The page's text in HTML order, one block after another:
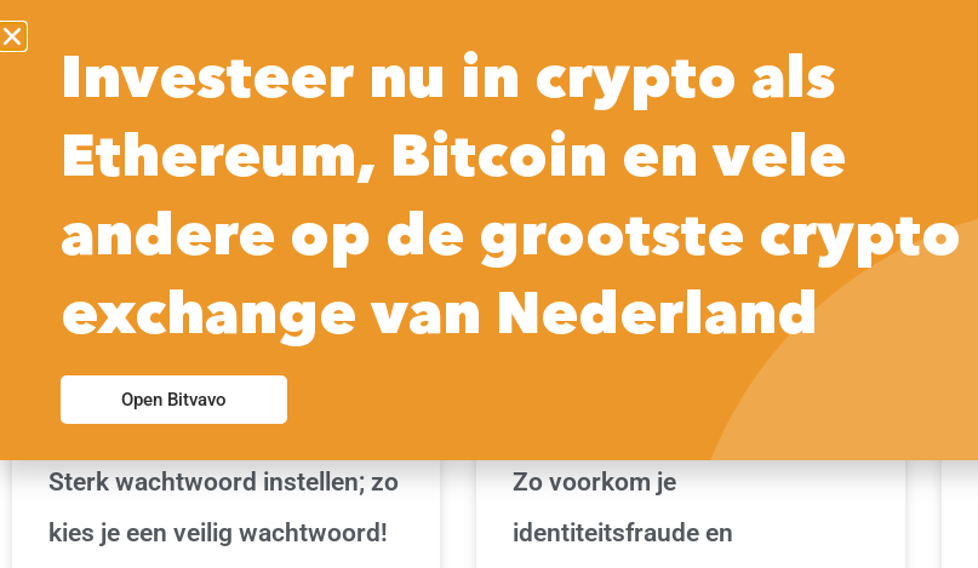
PRIVACY MANAGEMENT | PRAKTISCHE
INFORMATIE
Sterk wachtwoord instellen; zo
kies je een veilig wachtwoord!
ONLINE IDENTITEIT | ARTIKELEN & INFORMATIE
Zo voorkom je
identiteitsfraude en
Investeer nu in crypto als
Ethereum, Bitcoin en vele
andere op de grootste crypto
exchange van Nederland
Open Bitvavo